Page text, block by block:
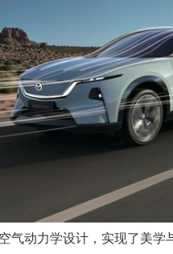
气动力学设计，实现了美学